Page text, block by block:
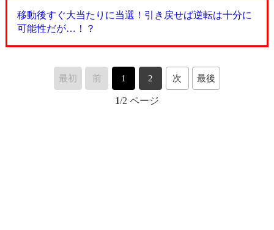
移動後すぐ大当たりに当選！引き戻せば逆転は十分に
可能性だが…！？
最初 前 1 2 次 最後
1/2 ページ